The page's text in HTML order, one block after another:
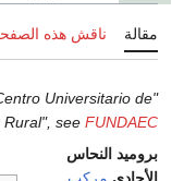
مقالة ناقش هذه
Universitario de
Rural", see FUNDAEC
بروميد النحاس